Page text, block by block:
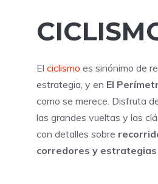
El ciclismo es sinónimo de
estrategia, y en El
como se merece. Disfruta
las grandes vueltas y las
con detalles sobre
corredores y estrategias